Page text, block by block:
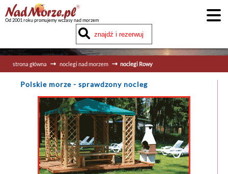
Od 2001 roku promujemy wczasy nad morzem
strona główna noclegi nad morzem noclegi Rowy
Polskie morze - sprawdzony nocleg